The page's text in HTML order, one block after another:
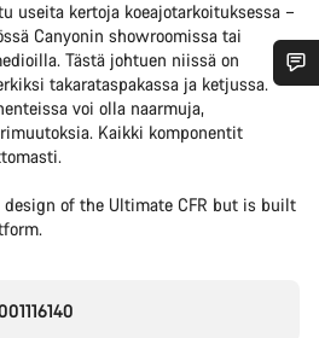
useita kertoja koeajotarkoituksessa –
Canyonin showroomissa tai
Tästä johtuen niissä on
takarataspakassa ja ketjussa.
voi olla naarmuja,
Kaikki komponentit
design of the Ultimate CFR but is built